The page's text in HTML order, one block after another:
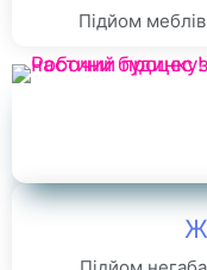
Підйом меблів